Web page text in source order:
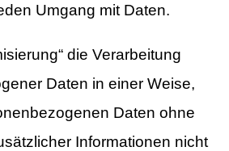
Umgang mit Daten.
die Verarbeitung
Daten in einer Weise,
Daten ohne
Informationen nicht